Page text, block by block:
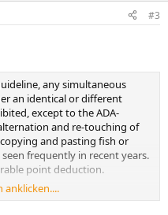
#3
any simultaneous
an identical or different
except to the ADA-
and re-touching of
and pasting fish or
frequently in recent years.
point deduction.
to strive for a fair and
anklicken....